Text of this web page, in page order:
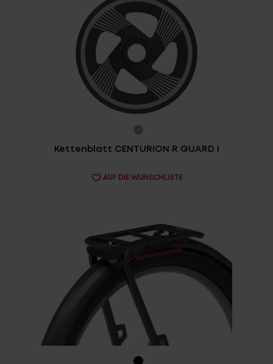
Jetzt zu unserem Newsletter anmelden
Karriere bei CENTURION
Wir sind Qualität
Fragen - Antworten / FAQ
Finde die richtige Rahmengröße
Kettenblatt CENTURION R GUARD I
AUF DIE WUNSCHLISTE